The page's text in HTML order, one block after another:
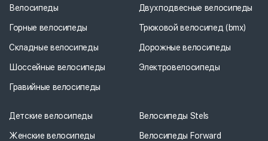
Велосипеды
Горные велосипеды
Складные велосипеды
Шоссейные велосипеды
Гравийные велосипеды
Двухподвесные велосипеды
Трюковой велосипед (bmx)
Дорожные велосипеды
Электровелосипеды
Детские велосипеды
Женские велосипеды
Велосипеды Stels
Велосипеды Forward